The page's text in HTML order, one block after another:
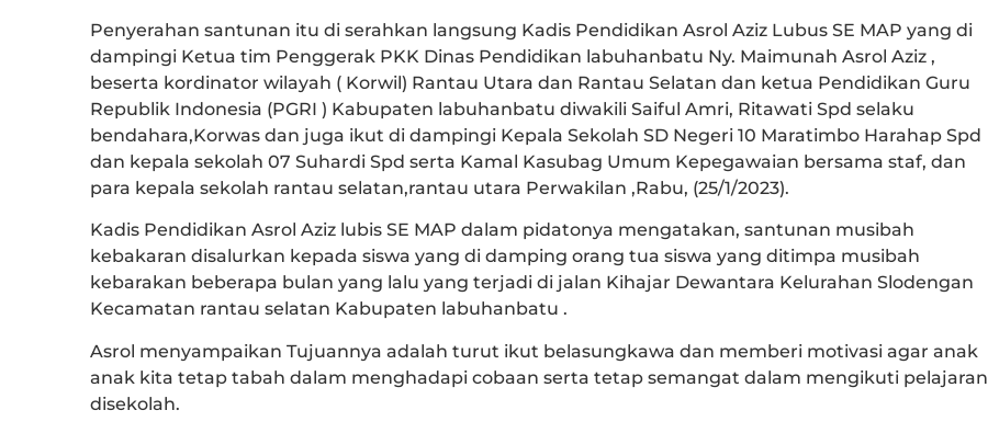
Penyerahan santunan itu di serahkan langsung Kadis Pendidikan Asrol Aziz Lubus SE MAP yang di
dampingi Ketua tim Penggerak PKK Dinas Pendidikan labuhanbatu Ny. Maimunah Asrol Aziz ,
beserta kordinator wilayah ( Korwil) Rantau Utara dan Rantau Selatan dan ketua Pendidikan Guru
Republik Indonesia (PGRI ) Kabupaten labuhanbatu diwakili Saiful Amri, Ritawati Spd selaku
bendahara,Korwas dan juga ikut di dampingi Kepala Sekolah SD Negeri 10 Maratimbo Harahap Spd
dan kepala sekolah 07 Suhardi Spd serta Kamal Kasubag Umum Kepegawaian bersama staf, dan
para kepala sekolah rantau selatan,rantau utara Perwakilan ,Rabu, (25/1/2023).
Kadis Pendidikan Asrol Aziz lubis SE MAP dalam pidatonya mengatakan, santunan musibah
kebakaran disalurkan kepada siswa yang di damping orang tua siswa yang ditimpa musibah
kebarakan beberapa bulan yang lalu yang terjadi di jalan Kihajar Dewantara Kelurahan Slodengan
Kecamatan rantau selatan Kabupaten labuhanbatu .
Asrol menyampaikan Tujuannya adalah turut ikut belasungkawa dan memberi motivasi agar anak
anak kita tetap tabah dalam menghadapi cobaan serta tetap semangat dalam mengikuti pelajaran
disekolah.